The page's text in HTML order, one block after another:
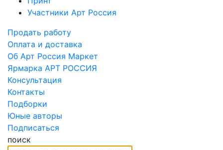
Участники Арт Россия
Продать работу
Оплата и доставка
Об Арт Россия Маркет
Ярмарка АРТ РОССИЯ
Консультация
Контакты
Подборки
Юные авторы
Подписаться
поиск